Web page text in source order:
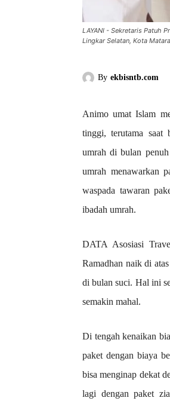
LAYANI - Sekretaris Patuh
Lingkar Selatan, Kota
By ekbisntb.com
Animo umat Islam
tinggi, terutama saat
umrah di bulan
umrah menawarkan
waspada tawaran
ibadah umrah.
DATA Asosiasi
Ramadhan naik di
di bulan suci. Hal ini
semakin mahal.
Di tengah kenaikan
paket dengan biaya
bisa menginap dekat
lagi dengan paket